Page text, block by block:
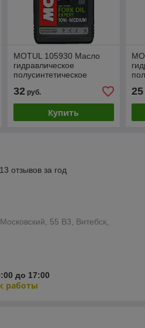
MOTUL 105930 Масло
гидравлическое
полусинтетическое
EXPERT MEDIUM 10W 1L
32руб.
Купить
25
отзывов за год
55 B3, Витебск,
до 17:00
работы